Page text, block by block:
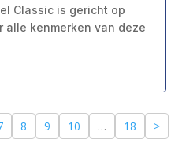
Classic is gericht op
alle kenmerken van deze
8 9 10 … 18 >